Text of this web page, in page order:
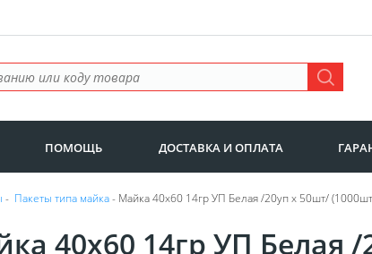
ПОМОЩЬ ДОСТАВКА И ОПЛАТА
- Пакеты типа майка- Майка 40х60 14гр УП Белая /20уп х 50шт/
40х60 14гр УП Белая